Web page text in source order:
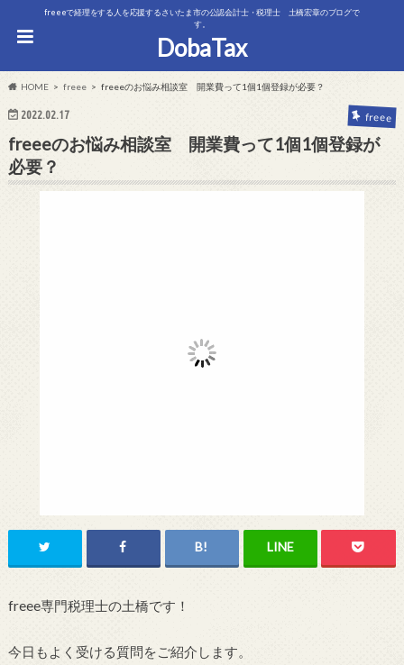
freeeで経理をする人を応援するさいたま市の公認会計士・税理士 土橋宏章のブログで
す。
DobaTax
HOME freee freeeのお悩み相談室 開業費って1個1個登録が必要？
2022.02.17 freee
freeeのお悩み相談室 開業費って1個1個登録が
必要？
freee専門税理士の土橋です！
今日もよく受ける質問をご紹介します。